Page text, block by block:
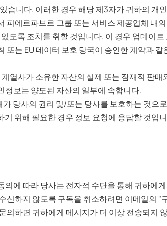
습니다. 이러한 경우 해당 제3자가 귀하의 개
피에르파브르 그룹 또는 서비스 제공업체 내
도록 조치를 취할 것입니다. 이 경우 업데이
또는 EU 데이터 보호 당국이 승인한 계약과
열사가 소유한 자산의 실제 또는 잠재적 판
정보는 양도된 자산의 일부에 속합니다.
당사의 권리 및/또는 당사를 보호하는 것으
위해 필요한 경우 정보 요청에 응답할 것입
에 따라 당사는 전자적 수단을 통해 귀하에
신하지 않도록 구독을 취소하려면 이메일의
의하면 귀하에게 메시지가 더 이상 전송되지